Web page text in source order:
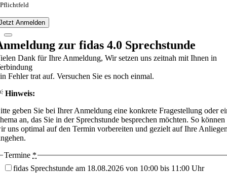
Anmelden
zur fidas 4.0 Sprechstunde
Dank für Ihre Anmeldung, Wir setzen uns zeitnah mit Ihnen in
Fehler trat auf. Versuchen Sie es noch einmal.
Hinweis:
geben Sie bei Ihrer Anmeldung eine konkrete Fragestellung oder
an, das Sie in der Sprechstunde besprechen möchten. So können
uns optimal auf den Termin vorbereiten und gezielt auf Ihre
Termine *
fidas Sprechstunde am 18.08.2026 von 10:00 bis 11:00 Uhr